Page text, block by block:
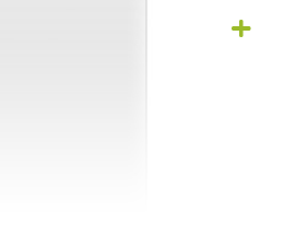
+